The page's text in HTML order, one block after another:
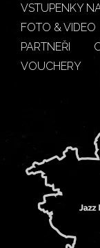
VSTUPENKY
FOTO & VIDEO
PARTNEŘI
VOUCHERY